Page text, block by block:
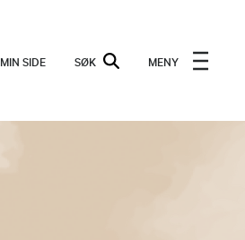
MIN SIDE SØK MENY